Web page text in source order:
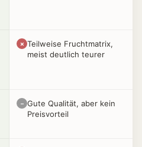
✗ Teilweise Fruchtmatrix,
meist deutlich teurer
– Gute Qualität, aber kein
Preisvorteil